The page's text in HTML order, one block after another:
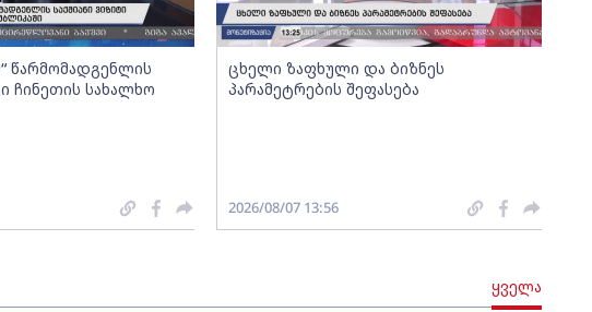
წარმომადგენლის
ჩინეთის სახალხო
ცხელი ზაფხული და ბიზნეს
პარამეტრების შეფასება
2026/08/07 13:56
ყველა